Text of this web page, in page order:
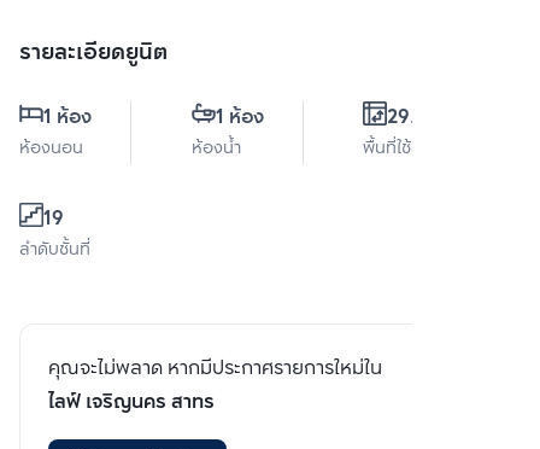
รายละเอียดยูนิต
1 ห้อง
ห้องนอน
1 ห้อง
ห้องน้ำ
29.5 ตร.ม.
พื้นที่ใช้สอย
19
ลำดับชั้นที่
คุณจะไม่พลาด หากมีประกาศรายการใหม่ใน
ไลฟ์ เจริญนคร สาทร